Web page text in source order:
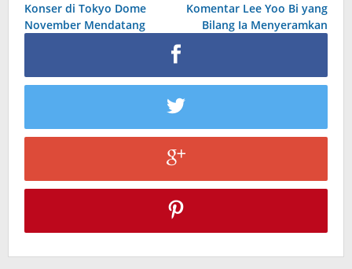
Konser di Tokyo Dome
November Mendatang
Komentar Lee Yoo Bi yang
Bilang Ia Menyeramkan